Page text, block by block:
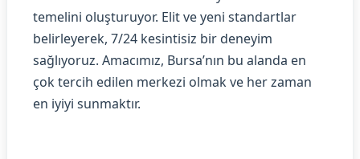
temelini oluşturuyor. Elit ve yeni standartlar
belirleyerek, 7/24 kesintisiz bir deneyim
sağlıyoruz. Amacımız, Bursa’nın bu alanda en
çok tercih edilen merkezi olmak ve her zaman
en iyiyi sunmaktır.